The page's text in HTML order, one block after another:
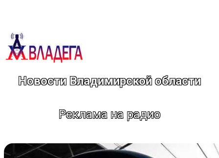
Новости Владимирской области
Реклама на радио